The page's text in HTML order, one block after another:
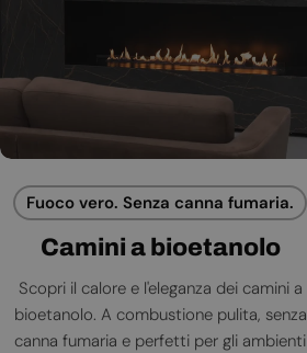
Fuoco vero. Senza canna fumaria.
Camini a bioetanolo
Scopri il calore e l'eleganza dei camini a
bioetanolo. A combustione pulita, senza
canna fumaria e perfetti per gli ambienti